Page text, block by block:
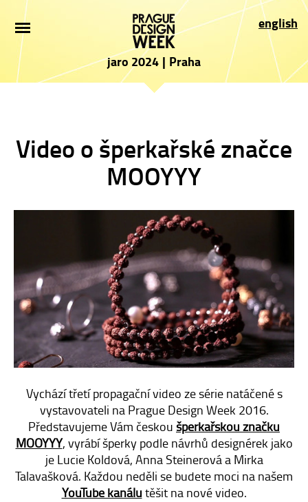
english
jaro 2024 | Praha
Video o šperkařské značce
MOOYYY
Vychází třetí propagační video ze série natáčené s
vystavovateli na Prague Design Week 2016.
Představujeme Vám českou šperkařskou značku
MOOYYY, vyrábí šperky podle návrhů designérek jako
je Lucie Koldová, Anna Steinerová a Mirka
Talavašková. Každou neděli se budete moci na našem
YouTube kanálu těšit na nové video.
ÚVOD
NOVINKY
PRO NÁVŠTĚVNÍKY
PROGRAM
O AKCI
E-SHOP
KONTAKT